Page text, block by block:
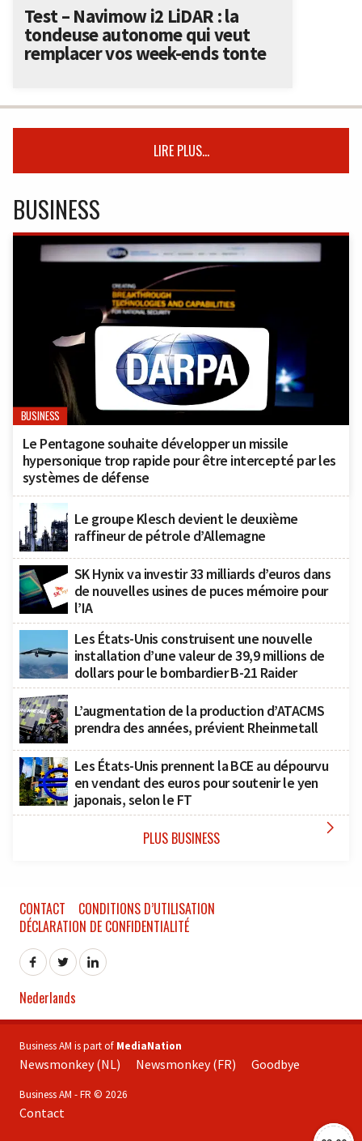
Test – Navimow i2 LiDAR : la
tondeuse autonome qui veut
remplacer vos week-ends tonte
LIRE PLUS...
BUSINESS
BUSINESS
Le Pentagone souhaite développer un missile
hypersonique trop rapide pour être intercepté par les
systèmes de défense
Le groupe Klesch devient le deuxième
raffineur de pétrole d’Allemagne
SK Hynix va investir 33 milliards d’euros dans
de nouvelles usines de puces mémoire pour
l’IA
Les États-Unis construisent une nouvelle
installation d’une valeur de 39,9 millions de
dollars pour le bombardier B-21 Raider
L’augmentation de la production d’ATACMS
prendra des années, prévient Rheinmetall
Les États-Unis prennent la BCE au dépourvu
en vendant des euros pour soutenir le yen
japonais, selon le FT
PLUS BUSINESS 
CONTACT
CONDITIONS D’UTILISATION
DÉCLARATION DE CONFIDENTIALITÉ
Nederlands
Business AM is part of MediaNation
Newsmonkey (NL) Newsmonkey (FR) Goodbye
Business AM - FR © 2026
Contact